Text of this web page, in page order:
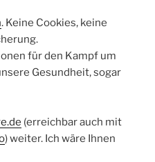
. Keine Cookies, keine
für den Kampf um
Gesundheit, sogar
(erreichbar auch mit
) weiter. Ich wäre Ihnen